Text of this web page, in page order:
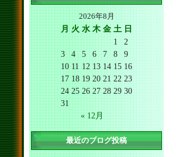
2026年8月
月 火 水 木 金 土 日
1
2
3
4 5 6 7 8
9
10 11 12 13 14 15 16
17 18 19 20 21 22 23
24 25 26 27 28 29 30
31
« 12月
最近のブログ投稿